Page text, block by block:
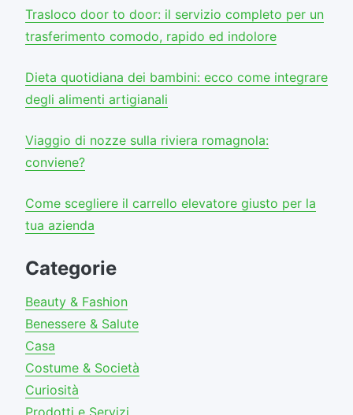
Trasloco door to door: il servizio completo per un
trasferimento comodo, rapido ed indolore
Dieta quotidiana dei bambini: ecco come integrare
degli alimenti artigianali
Viaggio di nozze sulla riviera romagnola:
conviene?
Come scegliere il carrello elevatore giusto per la
tua azienda
Categorie
Beauty & Fashion
Benessere & Salute
Casa
Costume & Società
Curiosità
Prodotti e Servizi